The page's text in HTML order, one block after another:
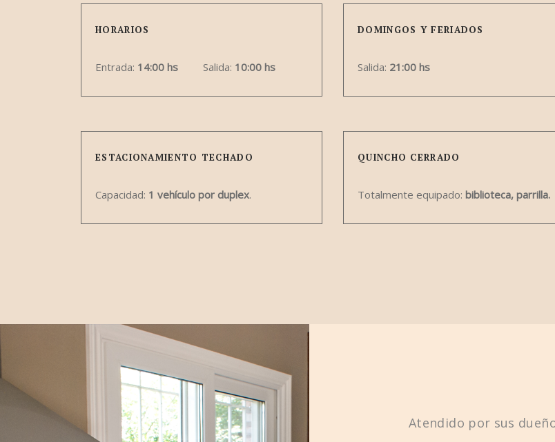
HORARIOS
Entrada: 14:00 hs Salida: 10:00 hs
DOMINGOS Y FERIADOS
Salida: 21:00 hs
ESTACIONAMIENTO TECHADO
Capacidad: 1 vehículo por duplex.
QUINCHO CERRADO
Totalmente equipado: biblioteca, parrilla.
Atendido por sus